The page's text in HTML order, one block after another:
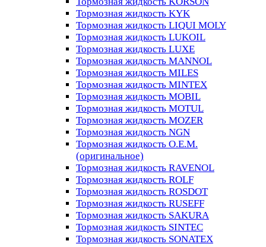
Тормозная жидкость KYK
Тормозная жидкость LIQUI MOLY
Тормозная жидкость LUKOIL
Тормозная жидкость LUXE
Тормозная жидкость MANNOL
Тормозная жидкость MILES
Тормозная жидкость MINTEX
Тормозная жидкость MOBIL
Тормозная жидкость MOTUL
Тормозная жидкость MOZER
Тормозная жидкость NGN
Тормозная жидкость O.E.M.
(оригинальное)
Тормозная жидкость RAVENOL
Тормозная жидкость ROLF
Тормозная жидкость ROSDOT
Тормозная жидкость RUSEFF
Тормозная жидкость SAKURA
Тормозная жидкость SINTEC
Тормозная жидкость SONATEX